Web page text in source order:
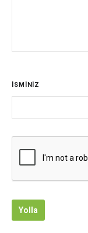
İSMİNİZ
Yolla